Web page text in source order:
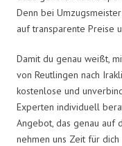
Denn bei
auf transparente Preise
Damit du genau weißt,
von Reutlingen nach
kostenlose und
Experten individuell
Angebot, das genau auf
nehmen uns Zeit für